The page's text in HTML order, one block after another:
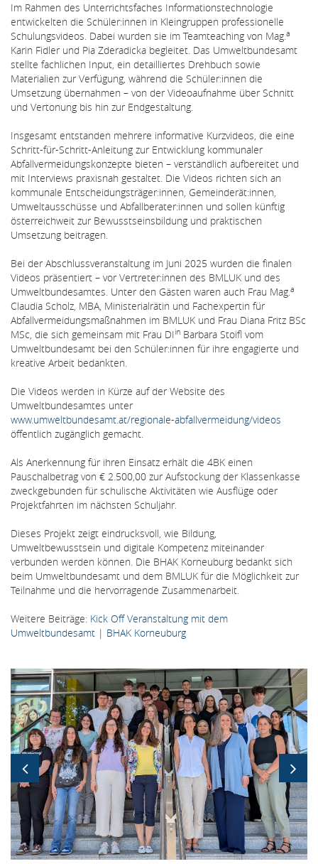
Im Rahmen des Unterrichtsfaches Informationstechnologie
entwickelten die Schüler:innen in Kleingruppen professionelle
Schulungsvideos. Dabei wurden sie im Teamteaching von Mag.a
Karin Fidler und Pia Zderadicka begleitet. Das Umweltbundesamt
stellte fachlichen Input, ein detailliertes Drehbuch sowie
Materialien zur Verfügung, während die Schüler:innen die
Umsetzung übernahmen – von der Videoaufnahme über Schnitt
und Vertonung bis hin zur Endgestaltung.
Insgesamt entstanden mehrere informative Kurzvideos, die eine
Schritt-für-Schritt-Anleitung zur Entwicklung kommunaler
Abfallvermeidungskonzepte bieten – verständlich aufbereitet und
mit Interviews praxisnah gestaltet. Die Videos richten sich an
kommunale Entscheidungsträger:innen, Gemeinderät:innen,
Umweltausschüsse und Abfallberater:innen und sollen künftig
österreichweit zur Bewusstseinsbildung und praktischen
Umsetzung beitragen.
Bei der Abschlussveranstaltung im Juni 2025 wurden die finalen
Videos präsentiert – vor Vertreter:innen des BMLUK und des
Umweltbundesamtes. Unter den Gästen waren auch Frau Mag.a
Claudia Scholz, MBA, Ministerialrätin und Fachexpertin für
Abfallvermeidungsmaßnahmen im BMLUK und Frau Diana Fritz BSc
MSc, die sich gemeinsam mit Frau DI in Barbara Stoifl vom
Umweltbundesamt bei den Schüler:innen für ihre engagierte und
kreative Arbeit bedankten.
Die Videos werden in Kürze auf der Website des
Umweltbundesamtes unter
www.umweltbundesamt.at/regionale-abfallvermeidung/videos
öffentlich zugänglich gemacht.
Als Anerkennung für ihren Einsatz erhält die 4BK einen
Pauschalbetrag von € 2.500,00 zur Aufstockung der Klassenkasse
zweckgebunden für schulische Aktivitäten wie Ausflüge oder
Projektfahrten im nächsten Schuljahr.
Dieses Projekt zeigt eindrucksvoll, wie Bildung,
Umweltbewusstsein und digitale Kompetenz miteinander
verbunden werden können. Die BHAK Korneuburg bedankt sich
beim Umweltbundesamt und dem BMLUK für die Möglichkeit zur
Teilnahme und die hervorragende Zusammenarbeit.
Weitere Beiträge: Kick Off Veranstaltung mit dem
Umweltbundesamt | BHAK Korneuburg
Bildergallerie